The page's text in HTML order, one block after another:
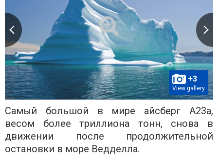
+3
View gallery
Самый большой в мире айсберг A23a,
весом более триллиона тонн, снова в
движении после продолжительной
остановки в море Ведделла.